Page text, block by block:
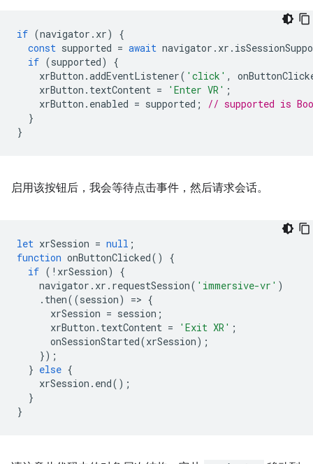
if (navigator . xr)
{
const supported = await navigator . xr .
if (supported)
{
xrButton .addEventListener( 'click' ,
xrButton . textContent = 'Enter VR' ;
xrButton . enabled = supported ;
// supported is
}
}
启用该按钮后，我会等待点击事件，然后请求会话。
let xrSession = null ;
function onButtonClicked()
{
if ( ! xrSession)
{
navigator . xr . requestSession( 'immersive-vr' )
. then((session) => {
xrSession = session ;
xrButton . textContent = 'Exit XR' ;
onSessionStarted(xrSession);
});
} else {
xrSession . end();
}
}